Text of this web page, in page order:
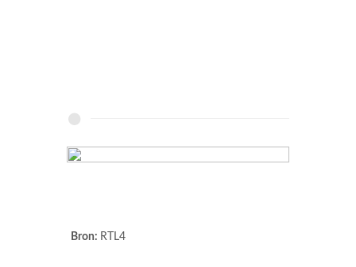
Bron: RTL4